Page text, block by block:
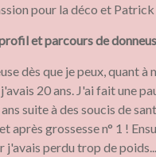
pour la déco et
et parcours de
dès que je peux, quant à
20 ans. J'ai fait une
suite à des soucis de
après grossesse n° 1 !
j'avais perdu trop de poids...